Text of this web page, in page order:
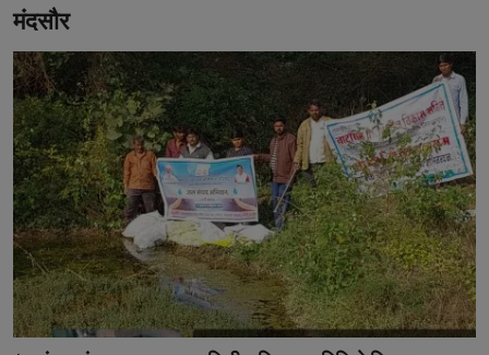
शाहपुरा
मनोरंजन
अनूपगढ़
सरवाड़
राजस्थान
भीलवाड़ा
मंदसौर